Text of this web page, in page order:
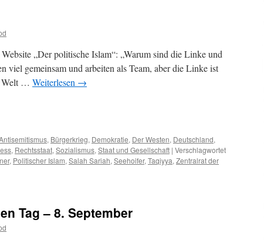
„Der politische Islam“: „Warum sind die Linke und
viel gemeinsam und arbeiten als Team, aber die Linke ist
Welt … Weiterlesen →
, Bürgerkrieg, Demokratie, Der Westen, Deutschland,
, Rechtsstaat,Sozialismus,Staat und Gesellschaft | Verschlagwortet
, Politischer Islam,Salah Sariah,Seehoifer,Taqiyya,Zentralrat der
Tag – 8. September